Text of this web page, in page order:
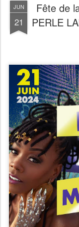
JUN
21
Fête de
PERLE